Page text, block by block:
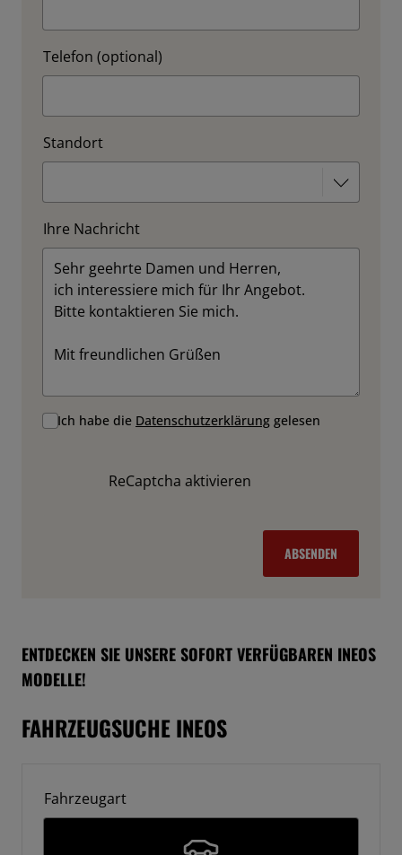
Telefon (optional)
Standort
Ihre Nachricht
Ich habe die Datenschutzerklärung gelesen
ReCaptcha aktivieren
ABSENDEN
ENTDECKEN SIE UNSERE SOFORT VERFÜGBAREN INEOS
MODELLE!
FAHRZEUGSUCHE INEOS
Fahrzeugart